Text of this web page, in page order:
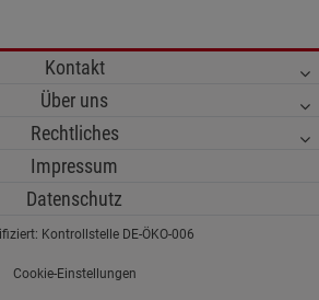
Kontakt
Über uns
Rechtliches
Impressum
Datenschutz
Kontrollstelle DE-ÖKO-006
Cookie-Einstellungen